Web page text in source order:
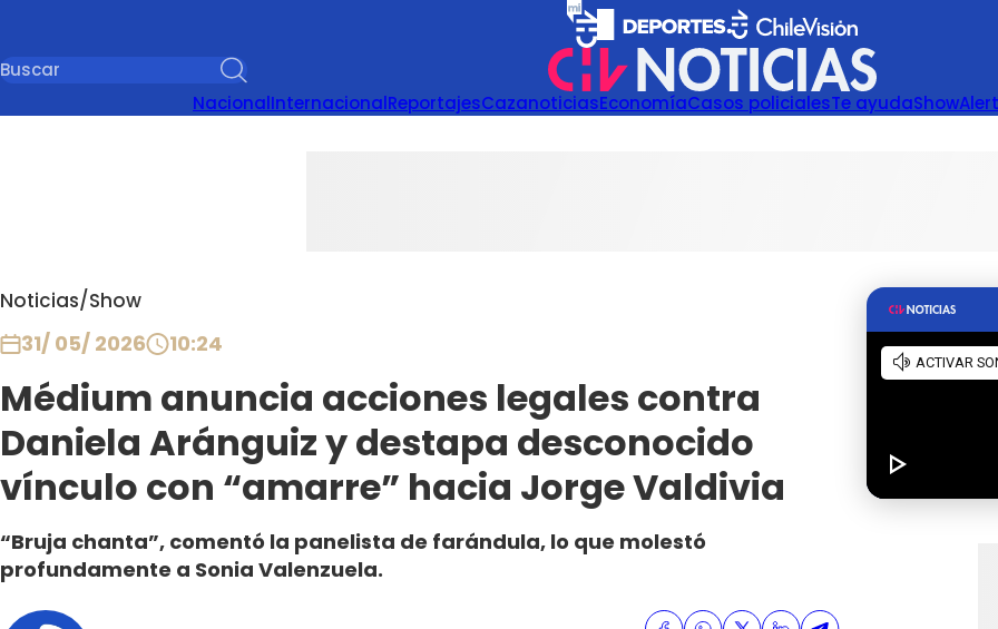
NacionalInternacionalReportajesCazanoticiasEconomíaCasos policialesTe ayudaShow
Noticias/Show
31/ 05/ 2026 10:24
Médium anuncia acciones legales contra
Daniela Aránguiz y destapa desconocido
vínculo con “amarre” hacia Jorge Valdivia
“Bruja chanta”, comentó la panelista de farándula, lo que molestó
profundamente a Sonia Valenzuela.